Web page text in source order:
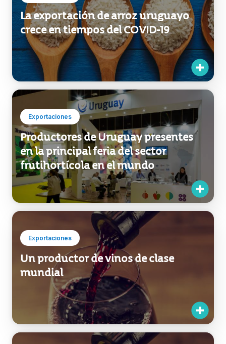
La exportación de arroz uruguayo
crece en tiempos del COVID-19
Exportaciones
Productores de Uruguay presentes
en la principal feria del sector
frutihortícola en el mundo
Exportaciones
Un productor de vinos de clase
mundial